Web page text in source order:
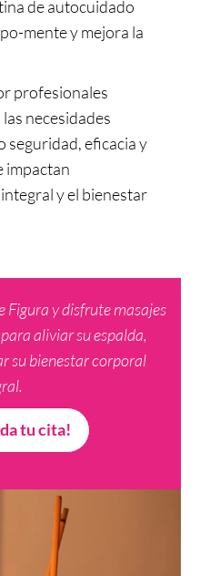
de autocuidado
mente y mejora la
profesionales
necesidades
seguridad, eficacia y
impactan
y el bienestar
Figura y disfrute masajes
aliviar su espalda,
su bienestar corporal
tu cita!